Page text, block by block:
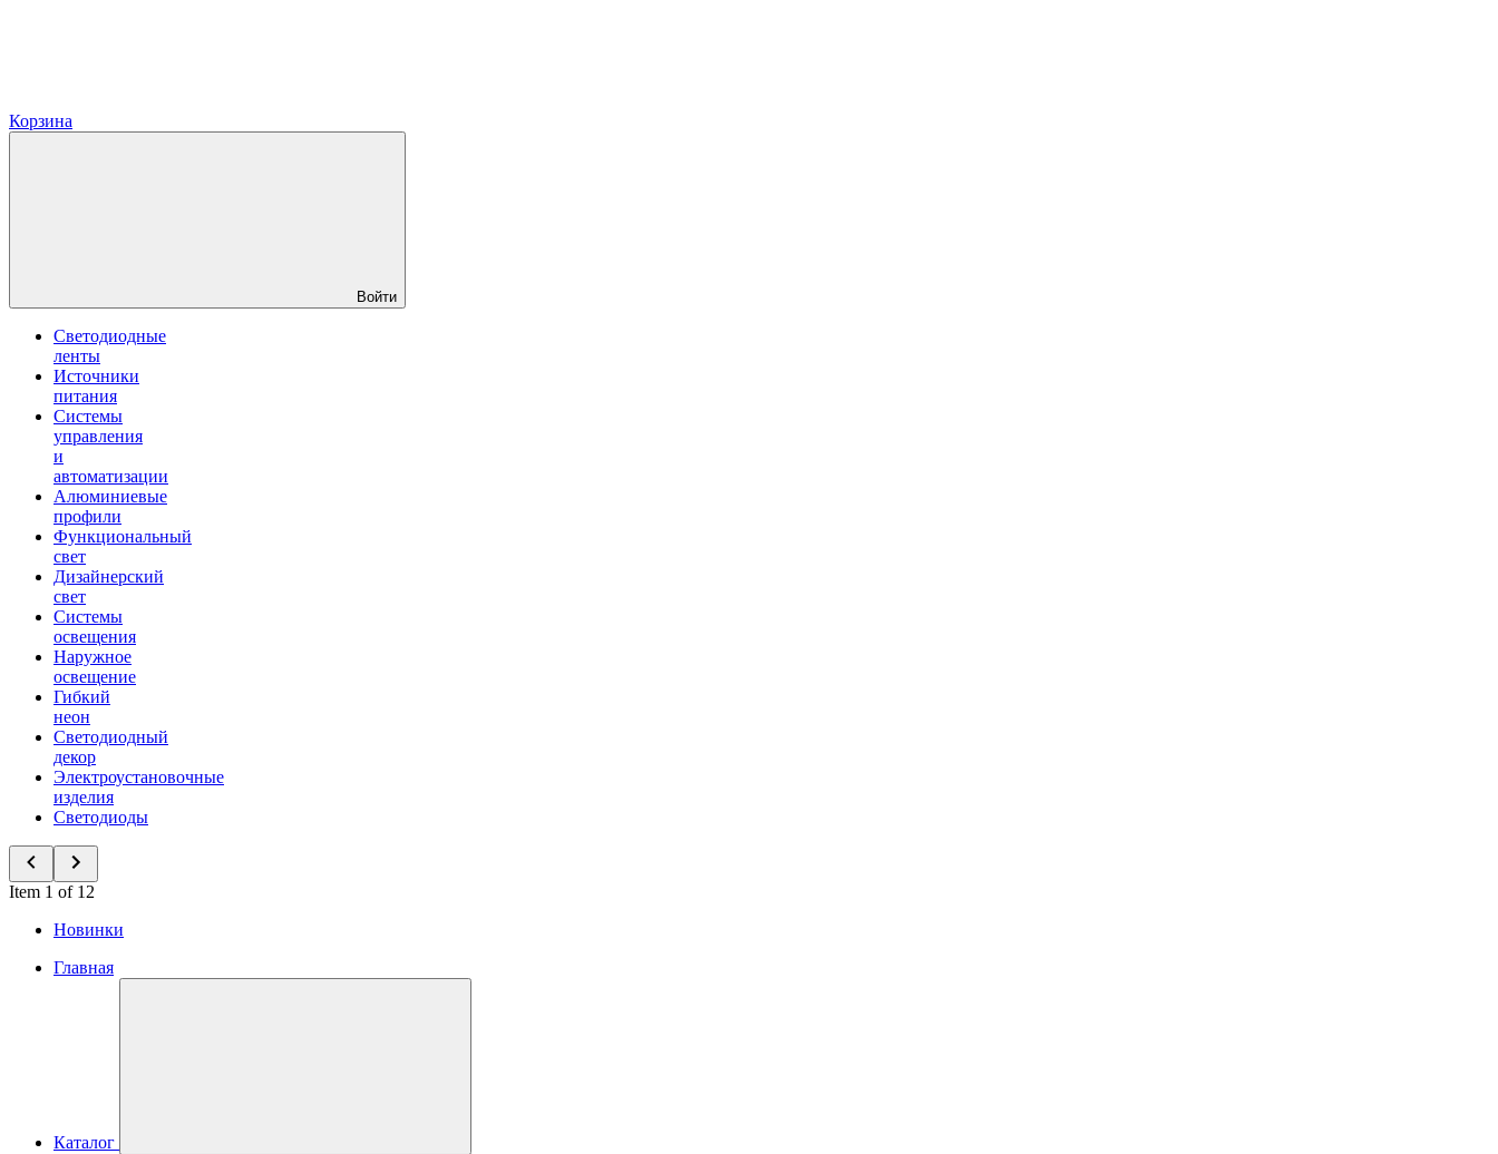
Корзина
Войти
Светодиодные
ленты
Источники
питания
Системы
управления
и
автоматизации
Алюминиевые
профили
Функциональный
свет
Дизайнерский
свет
Системы
освещения
Наружное
освещение
Гибкий
неон
Светодиодный
декор
Электроустановочные
изделия
Светодиоды
Item 1 of 12
Новинки
Главная
Каталог